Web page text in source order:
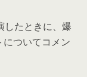
したときに、爆
ついてコメン